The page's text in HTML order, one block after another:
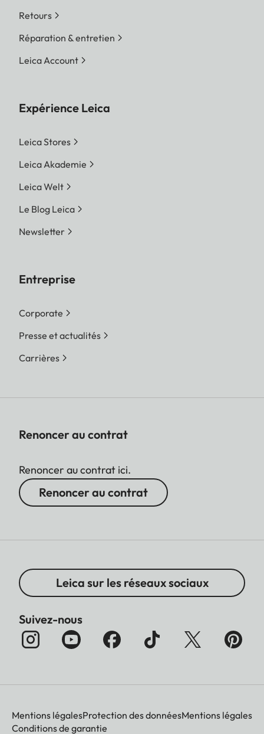
Retours
Réparation & entretien
Leica Account
Expérience Leica
Leica Stores
Leica Akademie
Leica Welt
Le Blog Leica
Newsletter
Entreprise
Corporate
Presse et actualités
Carrières
Renoncer au contrat
Renoncer au contrat ici.
Renoncer au contrat
Leica sur les réseaux sociaux
Suivez-nous
Mentions légalesProtection des donnéesMentions légales
Conditions de garantie